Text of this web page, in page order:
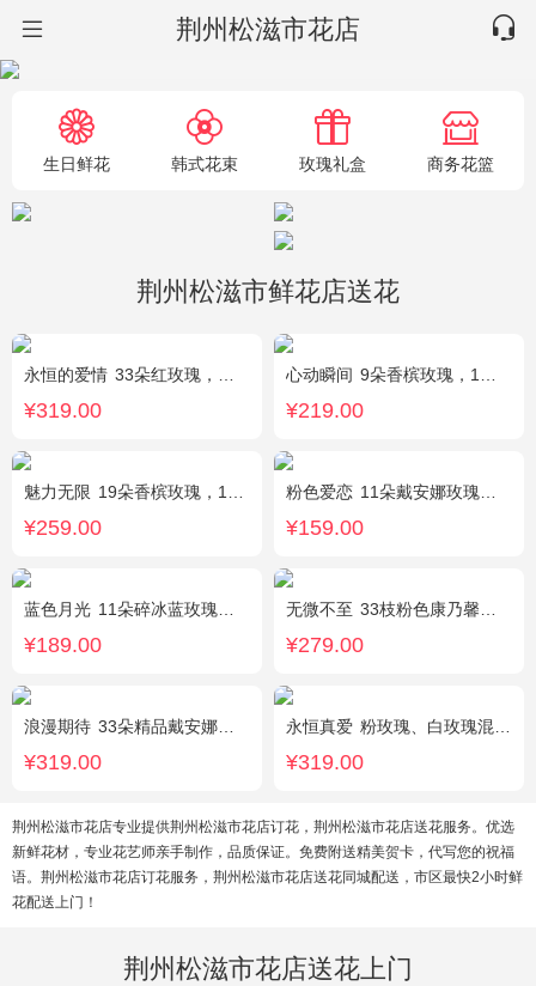
荆州松滋市花店
生日鲜花 韩式花束 玫瑰礼盒 商务花篮
荆州松滋市鲜花店送花
永恒的爱情 33朵红玫瑰，满天星、绿叶搭配
¥319.00
心动瞬间 9朵香槟玫瑰，1个蓝色绣球，1支多头白百合，桔梗、绿叶搭配
¥219.00
魅力无限 19朵香槟玫瑰，1枝多头白百合，桔梗、小花、绿叶搭配
¥259.00
粉色爱恋 11朵戴安娜玫瑰，满天星、绿叶搭配
¥159.00
蓝色月光 11朵碎冰蓝玫瑰，满天星搭配
¥189.00
无微不至 33枝粉色康乃馨，石竹梅围绕
¥279.00
浪漫期待 33朵精品戴安娜粉玫瑰，叶上黄金适量搭配。
¥319.00
永恒真爱 粉玫瑰、白玫瑰混搭，共33朵，桔梗、尤加利搭配
¥319.00
荆州松滋市花店专业提供荆州松滋市花店订花，荆州松滋市花店送花服务。优选
新鲜花材，专业花艺师亲手制作，品质保证。免费附送精美贺卡，代写您的祝福
语。荆州松滋市花店订花服务，荆州松滋市花店送花同城配送，市区最快2小时鲜
花配送上门！
荆州松滋市花店送花上门